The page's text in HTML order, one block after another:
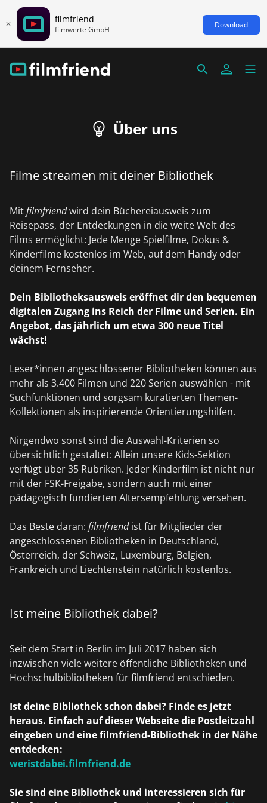
filmfriend
filmwerte GmbH Download
Über uns
Filme streamen mit deiner Bibliothek
Mitfilmfriendwird dein Büchereiausweis zum
Reisepass, der Entdeckungen in die weite Welt des
Films ermöglicht: Jede Menge Spielfilme, Dokus &
Kinderfilme kostenlos im Web, auf dem Handy oder
deinem Fernseher.
Dein Bibliotheksausweis eröffnet dir den bequemen
digitalen Zugang ins Reich der Filme und Serien. Ein
Angebot, das jährlich um etwa 300 neue Titel
wächst!
Leser*innen angeschlossener Bibliotheken können aus
mehr als 3.400 Filmen und 220 Serien auswählen - mit
Suchfunktionen und sorgsam kuratierten Themen-
Kollektionen als inspirierende Orientierungshilfen.
Nirgendwo sonst sind die Auswahl-Kriterien so
übersichtlich gestaltet: Allein unsere Kids-Sektion
verfügt über 35 Rubriken. Jeder Kinderfilm ist nicht nur
mit der FSK-Freigabe, sondern auch mit einer
pädagogisch fundierten Altersempfehlung versehen.
Das Beste daran: filmfriendist für Mitglieder der
angeschlossenen Bibliotheken in Deutschland,
Österreich, der Schweiz, Luxemburg, Belgien,
Frankreich und Liechtenstein natürlich kostenlos.
Ist meine Bibliothek dabei?
Seit dem Start in Berlin im Juli 2017 haben sich
inzwischen viele weitere öffentliche Bibliotheken und
Hochschulbibliotheken für filmfriend entschieden.
Ist deine Bibliothek schon dabei? Finde es jetzt
heraus. Einfach auf dieser Webseite die Postleitzahl
eingeben und eine filmfriend-Bibliothek in der Nähe
entdecken:
weristdabei.filmfriend.de
Sie sind eine Bibliothek und interessieren sich für